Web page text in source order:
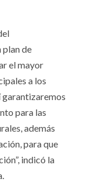
plan de
el mayor
a los
garantizaremos
para las
además
para que
indicó la